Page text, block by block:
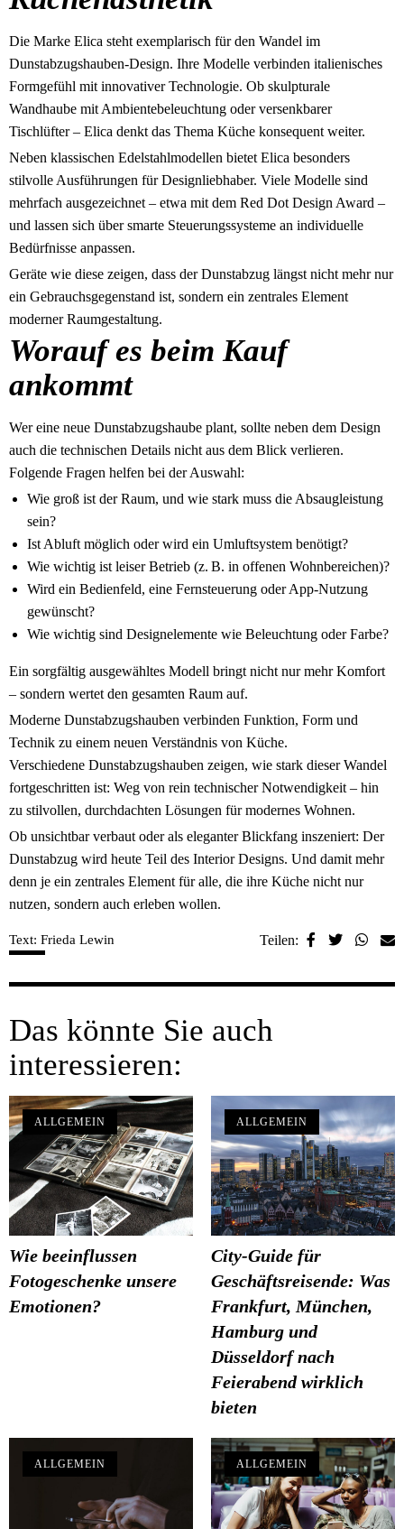
Die Marke Elica steht exemplarisch für den Wandel im
Dunstabzugshauben-Design. Ihre Modelle verbinden italienisches
Formgefühl mit innovativer Technologie. Ob skulpturale
Wandhaube mit Ambientebeleuchtung oder versenkbarer
Tischlüfter – Elica denkt das Thema Küche konsequent weiter.
Neben klassischen Edelstahlmodellen bietet Elica besonders
stilvolle Ausführungen für Designliebhaber. Viele Modelle sind
mehrfach ausgezeichnet – etwa mit dem Red Dot Design Award –
und lassen sich über smarte Steuerungssysteme an individuelle
Bedürfnisse anpassen.
Geräte wie diese zeigen, dass der Dunstabzug längst nicht mehr nur
ein Gebrauchsgegenstand ist, sondern ein zentrales Element
moderner Raumgestaltung.
Worauf es beim Kauf
ankommt
Wer eine neue Dunstabzugshaube plant, sollte neben dem Design
auch die technischen Details nicht aus dem Blick verlieren.
Folgende Fragen helfen bei der Auswahl:
Wie groß ist der Raum, und wie stark muss die Absaugleistung
sein?
Ist Abluft möglich oder wird ein Umluftsystem benötigt?
Wie wichtig ist leiser Betrieb (z. B. in offenen Wohnbereichen)?
Wird ein Bedienfeld, eine Fernsteuerung oder App-Nutzung
gewünscht?
Wie wichtig sind Designelemente wie Beleuchtung oder Farbe?
Ein sorgfältig ausgewähltes Modell bringt nicht nur mehr Komfort
– sondern wertet den gesamten Raum auf.
Moderne Dunstabzugshauben verbinden Funktion, Form und
Technik zu einem neuen Verständnis von Küche.
Verschiedene Dunstabzugshauben zeigen, wie stark dieser Wandel
fortgeschritten ist: Weg von rein technischer Notwendigkeit – hin
zu stilvollen, durchdachten Lösungen für modernes Wohnen.
Ob unsichtbar verbaut oder als eleganter Blickfang inszeniert: Der
Dunstabzug wird heute Teil des Interior Designs. Und damit mehr
denn je ein zentrales Element für alle, die ihre Küche nicht nur
nutzen, sondern auch erleben wollen.
Text: Frieda Lewin Teilen:
Das könnte Sie auch
interessieren:
ALLGEMEIN
Wie beeinflussen
Fotogeschenke unsere
Emotionen?
ALLGEMEIN
City-Guide für
Geschäftsreisende: Was
Frankfurt, München,
Hamburg und
Düsseldorf nach
Feierabend wirklich
bieten
ALLGEMEIN ALLGEMEIN